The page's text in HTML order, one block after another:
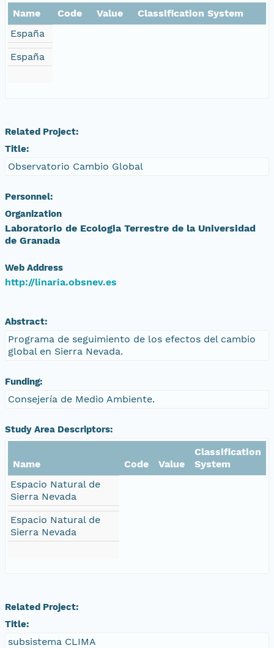
Name Code Value
Classification System
España
España
Related Project:
Title:
Observatorio Cambio Global
Personnel:
Organization
Laboratorio de Ecologia Terrestre de la Universidad
de Granada
Web Address
http://linaria.obsnev.es
Abstract:
Programa de seguimiento de los efectos del cambio
global en Sierra Nevada.
Funding:
Consejería de Medio Ambiente.
Study Area Descriptors:
Name Code Value
Classification
System
Espacio Natural de
Sierra Nevada
Espacio Natural de
Sierra Nevada
Related Project:
Title:
subsistema CLIMA